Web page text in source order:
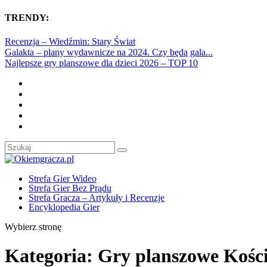
TRENDY:
Recenzja – Wiedźmin: Stary Świat
Galakta – plany wydawnicze na 2024. Czy będą gala...
Najlepsze gry planszowe dla dzieci 2026 – TOP 10
Strefa Gier Wideo
Strefa Gier Bez Prądu
Strefa Gracza – Artykuły i Recenzje
Encyklopedia Gier
Wybierz stronę
Kategoria: Gry planszowe